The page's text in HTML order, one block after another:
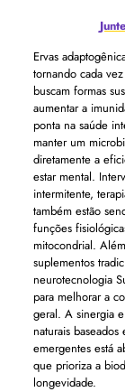
Ervas
tornando cada
buscam formas
aumentar a
ponta na saúde
manter um
diretamente a
estar mental.
intermitente,
também estão
funções
mitocondrial.
suplementos
neurotecnologia
para melhorar a
geral. A sinergia
naturais
emergentes está
que prioriza a
longevidade.